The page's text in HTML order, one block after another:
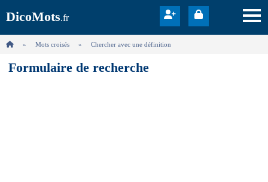
DicoMots.fr
Mots croisés Chercher avec une définition
Formulaire de recherche